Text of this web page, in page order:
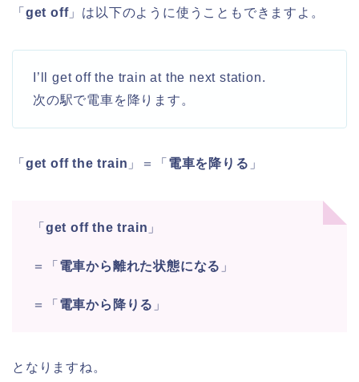
「 get off」は以下のように使うこともできますよ。
I’ll get off the train at the next station.
次の駅で電車を降ります。
「 get off the train 」＝「 電車を降りる 」
「 get off the train 」
＝「 電車から離れた状態になる 」
＝「 電車から降りる 」
となりますね。